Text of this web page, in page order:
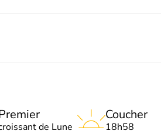
de Lune
Coucher
18h58